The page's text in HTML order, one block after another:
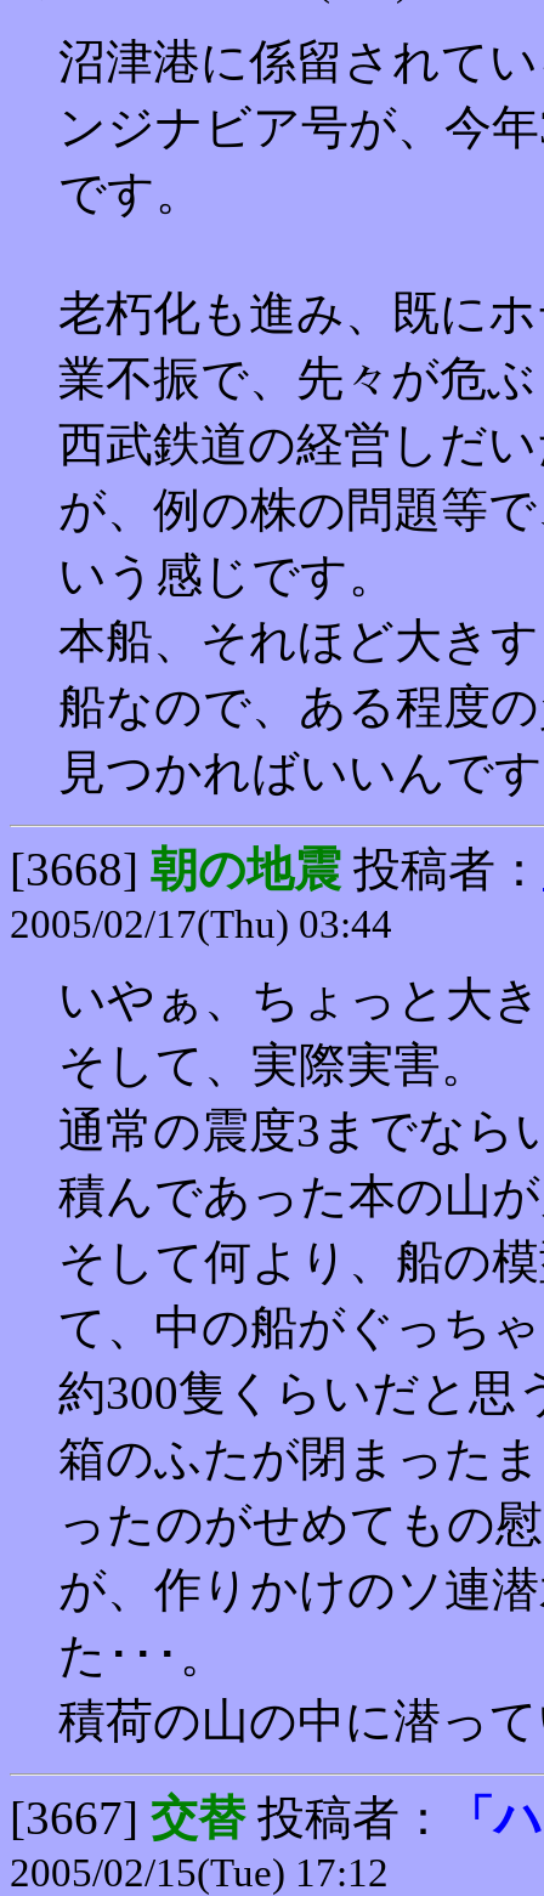
沼津港に係留されて
ンジナビア号が、今
です。
老朽化も進み、既に
業不振で、先々が危
西武鉄道の経営しだ
が、例の株の問題等
いう感じです。
本船、それほど大き
船なので、ある程度
見つかればいいんで
[3668] 朝の地震 投稿者：
2005/02/17(Thu) 03:44
いやぁ、ちょっと大
そして、実際実害。
通常の震度3までなら
積んであった本の山
そして何より、船の
て、中の船がぐっち
約300隻くらいだと思
箱のふたが閉まった
ったのがせめてもの
が、作りかけのソ連
た･･･。
積荷の山の中に潜っ
[3667] 交替投稿者： 「
2005/02/15(Tue) 17:12